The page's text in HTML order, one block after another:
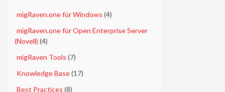
migRaven.one für Windows (4)
migRaven.one für Open Enterprise Server
(Novell) (4)
migRaven Tools (7)
Knowledge Base(17)
Best Practices (8)